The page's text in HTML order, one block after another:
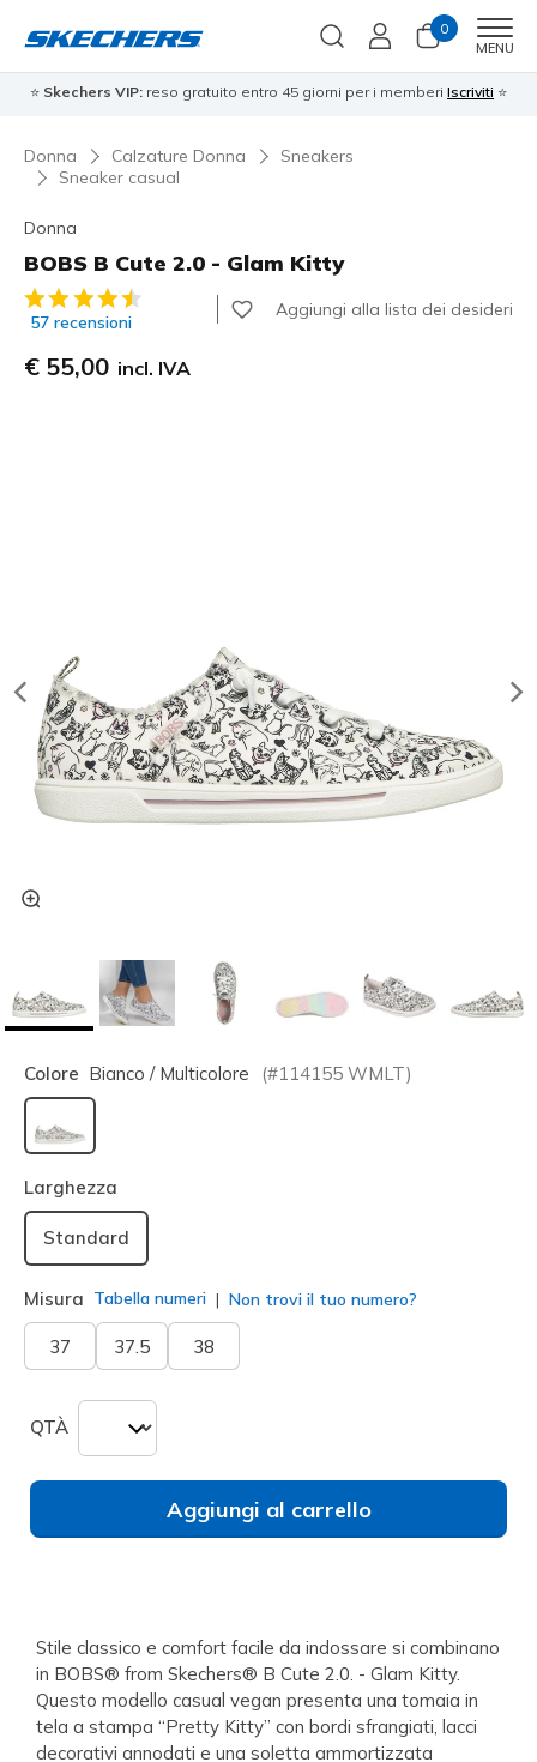
0
MENU
⭐ Skechers VIP: reso gratuito entro 45 giorni per i memberi Iscriviti ⭐
Donna Calzature Donna
Sneakers
Sneaker casual
Donna
BOBS B Cute 2.0 - Glam Kitty
Valutazione cliente 4,5 su 5
57 recensioni
Aggiungi alla lista dei desideri
€ 55,00 incl. IVA
Colore Bianco / Multicolore (#114155 WMLT)
selezionato
Larghezza
Standard
Misura Tabella numeri Non trovi il tuo numero?
37 37.5 38
QTÀ
Aggiungi al carrello
Stile classico e comfort facile da indossare si combinano
in BOBS® from Skechers® B Cute 2.0. - Glam Kitty.
Questo modello casual vegan presenta una tomaia in
tela a stampa “Pretty Kitty” con bordi sfrangiati, lacci
decorativi annodati e una soletta ammortizzata